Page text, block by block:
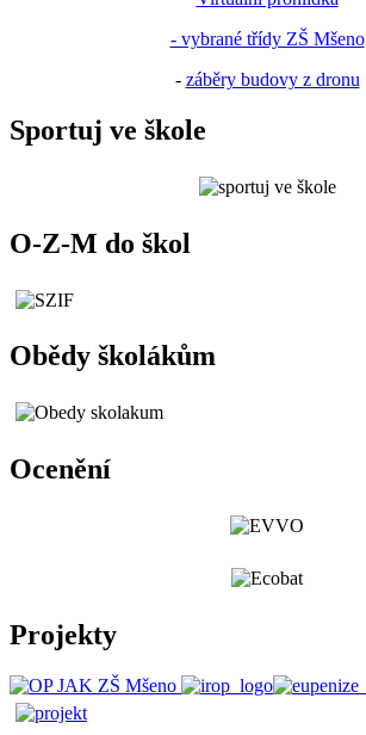
- vybrané třídy ZŠ Mšeno
- záběry budovy z dronu
Sportuj ve škole
O-Z-M do škol
Obědy školákům
Ocenění
Projekty